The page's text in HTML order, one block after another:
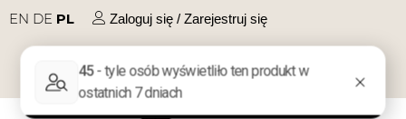
EN DE PL Zaloguj się / Zarejestruj się
NA PREZENT KONTAKT